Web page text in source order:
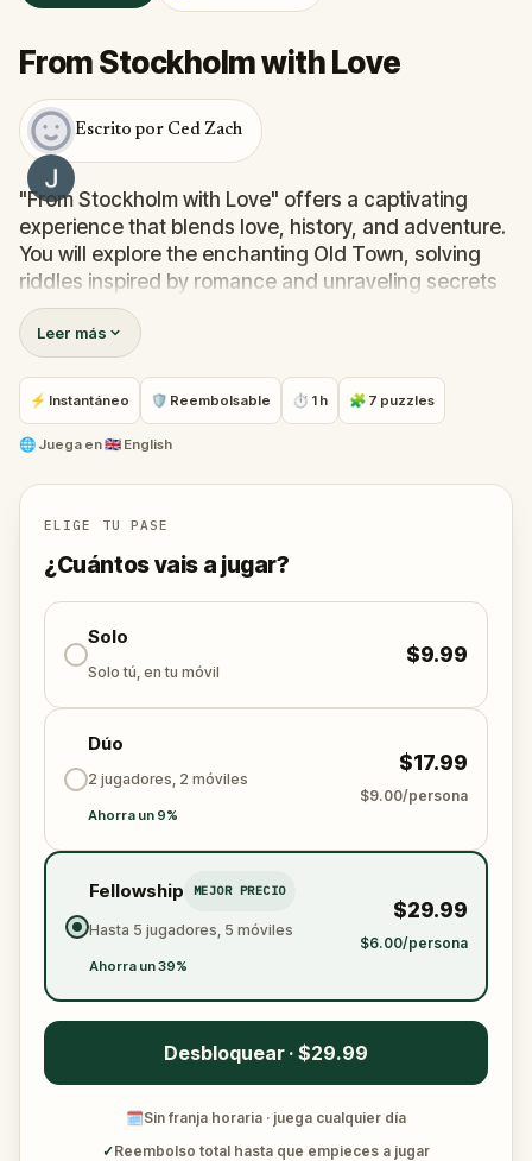
From Stockholm with Love
Escrito por Ced Zach
"From Stockholm with Love" offers a captivating
experience that blends love, history, and adventure.
You will explore the enchanting Old Town, solving
riddles inspired by romance and unraveling secrets
at picturesque stops. You'll discover hidden gems
like rune stones and majestic sculptures. Along the
way, you will learn about Stockholm's rich history
and the profound impact of love on the city.
Immerse yourself in an unforgettable journey, filled
with mystery and the magic of love.
Leer más
⚡ Instantáneo 🛡 Reembolsable ⏱ 1 h 🧩 7 puzzles
🌐 Juega en🇬🇧 English
ELIGE TU PASE
¿Cuántos vais a jugar?
Solo
Solo tú, en tu móvil
$9.99
Dúo
2 jugadores, 2 móviles
Ahorra un 9%
$17.99
$9.00/persona
Fellowship MEJOR PRECIO
Hasta 5 jugadores, 5 móviles
Ahorra un 39%
$29.99
$6.00/persona
Desbloquear · $29.99
🗓Sin franja horaria · juega cualquier día
✓Reembolso total hasta que empieces a jugar